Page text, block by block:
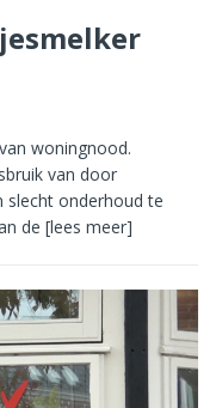
woningnood.
van door
slecht onderhoud te
de [lees meer]